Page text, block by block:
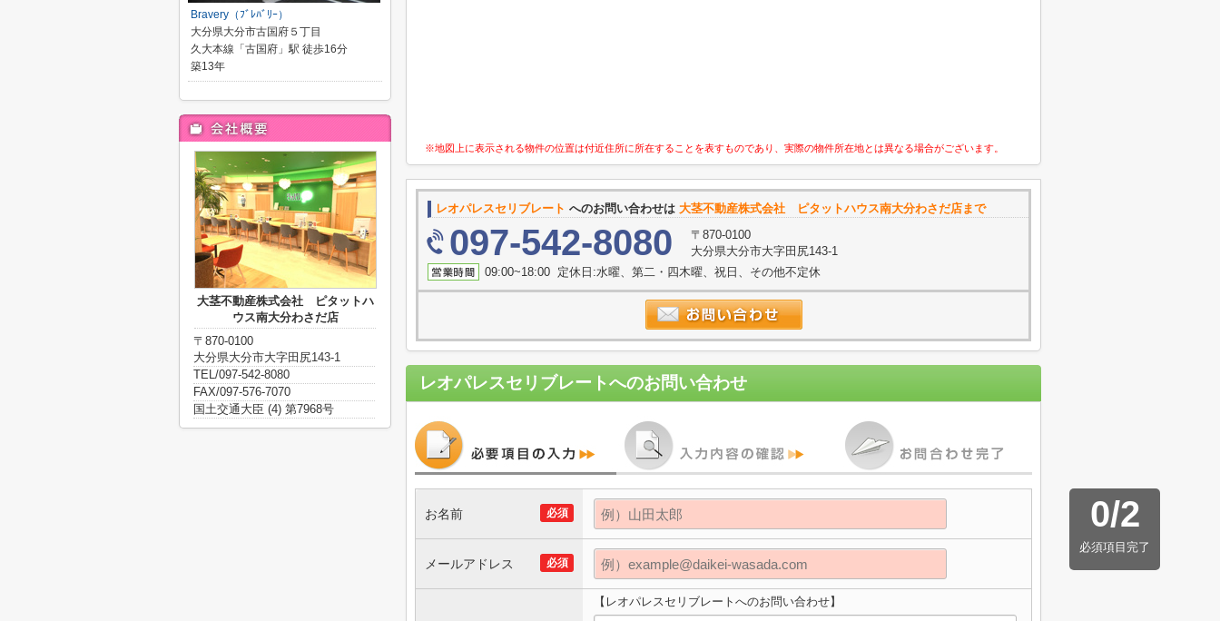
※地図上に表示される物件の位置は付近住所に所在することを表すものであり、実際の物件所在地とは異なる場合がございます。
レオパレスセリブレート へのお問い合わせは 大茎不動産株式会社 ピタットハウス南大分わさだ店まで
097-542-8080
〒870-0100
大分県大分市大字田尻143-1
09:00~18:00 定休日:水曜、第二・四木曜、祝日、その他不定休
レオパレスセリブレートへのお問い合わせ
0/2
必須項目完了
必須
お名前
必須
メールアドレス
【レオパレスセリブレートへのお問い合わせ】
Bravery（ﾌﾞﾚﾊﾞﾘｰ）
大分県大分市古国府５丁目
久大本線「古国府」駅 徒歩16分
築13年
大茎不動産株式会社 ピタットハ
ウス南大分わさだ店
〒870-0100
大分県大分市大字田尻143-1
TEL/097-542-8080
FAX/097-576-7070
国土交通大臣 (4) 第7968号